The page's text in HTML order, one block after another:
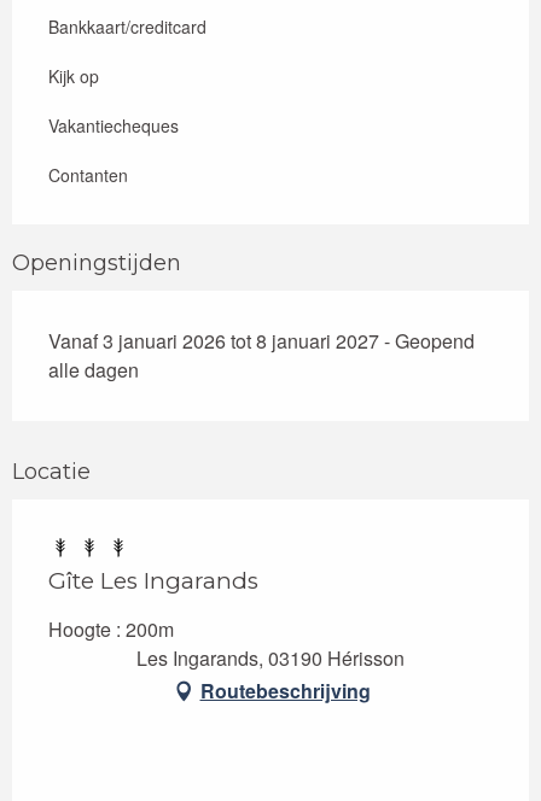
Bankkaart/creditcard
Kijk op
Vakantiecheques
Contanten
Openingstijden
Vanaf 3 januari 2026 tot 8 januari 2027 - Geopend
alle dagen
Locatie
Gîte Les Ingarands
Hoogte : 200m
Les Ingarands, 03190 Hérisson
Routebeschrijving